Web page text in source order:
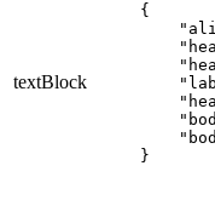
textBlock
{
}